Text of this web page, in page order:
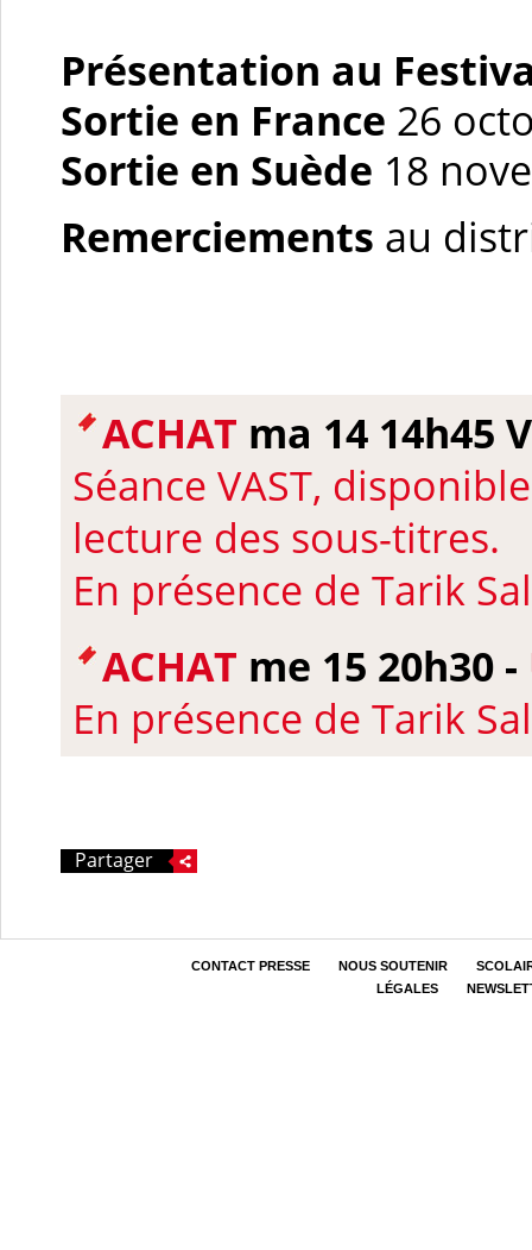
Présentation au
Sortie en France 26
Sortie en Suède 18
Remerciements au
ACHAT ma 14 14h45
Séance VAST,
lecture des sous-titres.
En présence de Tarik
ACHAT me 15 20h30 -
En présence de Tarik
Partager
CONTACT PRESSE NOUS SOUTENIR
LÉGALES